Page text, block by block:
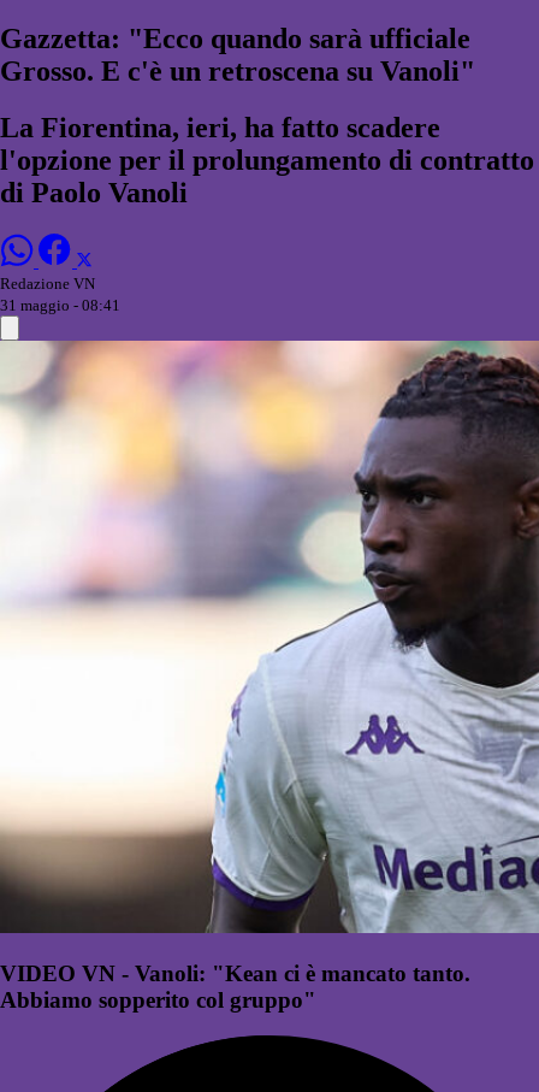
Gazzetta: "Ecco quando sarà ufficiale
Grosso. E c'è un retroscena su Vanoli"
La Fiorentina, ieri, ha fatto scadere
l'opzione per il prolungamento di contratto
di Paolo Vanoli
Redazione VN
31 maggio - 08:41
VIDEO VN - Vanoli: "Kean ci è mancato tanto.
Abbiamo sopperito col gruppo"